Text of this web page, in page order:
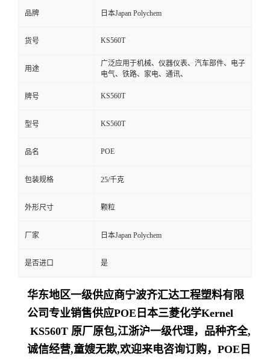
品牌 日本Japan Polychem
货号 KS560T
用途
广泛应用于机械、仪器仪表、汽车部件、电子
电气、铁路、家电、通讯、
牌号 KS560T
型号 KS560T
品名 POE
包装规格 25/千克
外形尺寸 颗粒
厂家 日本Japan Polychem
是否进口 是
华东地区一级供应商宁波齐汇达工程塑料有限
公司 专业销售供应POE日本三菱化学Kernel
KS560T 原厂原包,江浙沪一级代理，品种齐全,
诚信经营,童嫂无欺,欢迎来电咨询订购， POE日